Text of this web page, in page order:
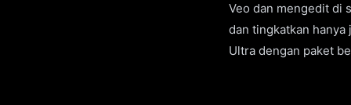
Veo dan mengedit di
dan tingkatkan
Ultra dengan paket